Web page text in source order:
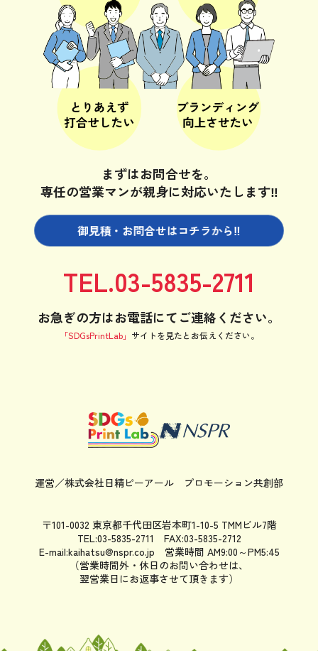
まずはお問合せを。
専任の営業マンが親身に対応いたします‼
御見積・お問合せはコチラから‼
お急ぎの方はお電話にてご連絡ください。
TEL.03-5835-2711
「SDGsPrintLab」 サイトを見たと お伝えください。
運営／株式会社日精ピーアール プロモーション共創部
〒101-0032 東京都千代田区岩本町1-10-5 TMMビル7階
TEL:03-5835-2711 FAX:03-5835-2712
E-mail:kaihatsu@nspr.co.jp 営業時間 AM9:00～PM5:45
（営業時間外・休日のお問い合わせは、
翌営業日にお返事させて頂きます）